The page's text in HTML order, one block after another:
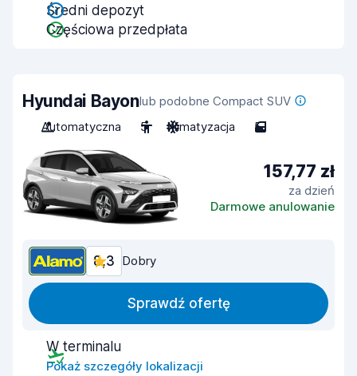
Średni depozyt
Częściowa przedpłata
Hyundai Bayonlub podobne Compact SUV
Automatyczna
5 Klimatyzacja 5
157,77 zł
za dzień
Darmowe anulowanie
8,3 Dobry
Sprawdź ofertę
W terminalu
Pokaż szczegóły lokalizacji